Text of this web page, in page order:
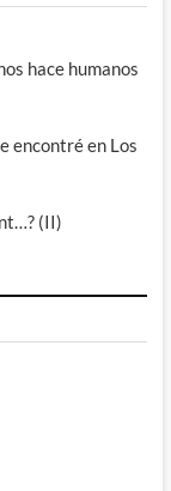
hace humanos
encontré en Los
(II)